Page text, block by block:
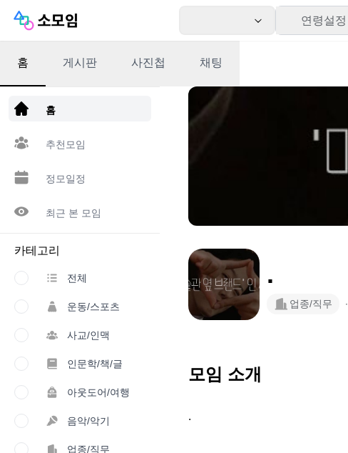
연령설정
앱 다운로드
홈
추천모임
정모일정
최근 본 모임
카테고리
전체
운동/스포츠
사교/인맥
인문학/책/글
아웃도어/여행
음악/악기
업종/직무
홈 게시판 사진첩 채팅
.
업종/직무 ∙
모임 소개
.